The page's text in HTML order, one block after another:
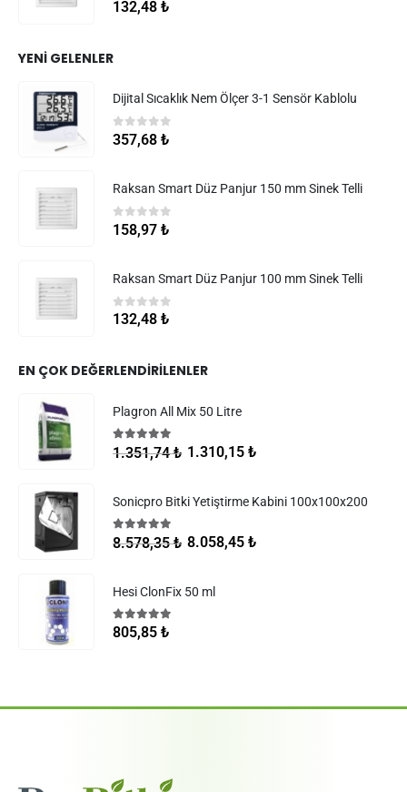
05 üzerinden
132,48 ₺
YENI GELENLER
Dijital Sıcaklık Nem Ölçer 3-1 Sensör Kablolu
05 üzerinden
357,68 ₺
Raksan Smart Düz Panjur 150 mm Sinek Telli
0 5 üzerinden
158,97 ₺
Raksan Smart Düz Panjur 100 mm Sinek Telli
05 üzerinden
132,48 ₺
EN ÇOK DEĞERLENDIRILENLER
Plagron All Mix 50 Litre
5.005 üzerinden
1.351,74₺ 1.310,15 ₺
Sonicpro Bitki Yetiştirme Kabini 100x100x200
5.005 üzerinden
8.578,35₺ 8.058,45 ₺
Hesi ClonFix 50 ml
5.00 5 üzerinden
805,85 ₺